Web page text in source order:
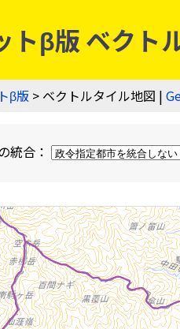
トβ版 ベクト
β版 > ベクトルタイル地図 |
統合：